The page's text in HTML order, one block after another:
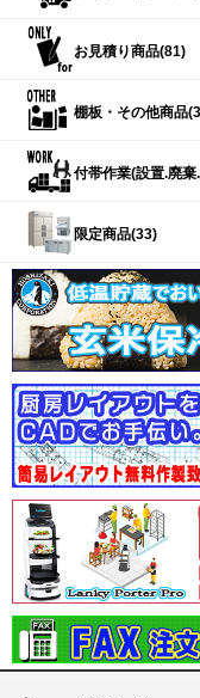
お見積り商品(81)
棚板・その他商品
付帯作業(設置.廃
限定商品(33)